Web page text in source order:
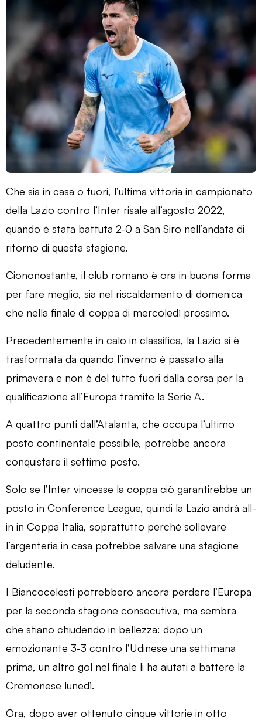
Che sia in casa o fuori, l’ultima vittoria in campionato
della Lazio contro l’Inter risale all’agosto 2022,
quando è stata battuta 2-0 a San Siro nell’andata di
ritorno di questa stagione.
Ciononostante, il club romano è ora in buona forma
per fare meglio, sia nel riscaldamento di domenica
che nella finale di coppa di mercoledì prossimo.
Precedentemente in calo in classifica, la Lazio si è
trasformata da quando l’inverno è passato alla
primavera e non è del tutto fuori dalla corsa per la
qualificazione all’Europa tramite la Serie A.
A quattro punti dall’Atalanta, che occupa l’ultimo
posto continentale possibile, potrebbe ancora
conquistare il settimo posto.
Solo se l’Inter vincesse la coppa ciò garantirebbe un
posto in Conference League, quindi la Lazio andrà all-
in in Coppa Italia, soprattutto perché sollevare
l’argenteria in casa potrebbe salvare una stagione
deludente.
I Biancocelesti potrebbero ancora perdere l’Europa
per la seconda stagione consecutiva, ma sembra
che stiano chiudendo in bellezza: dopo un
emozionante 3-3 contro l’Udinese una settimana
prima, un altro gol nel finale li ha aiutati a battere la
Cremonese lunedì.
Ora, dopo aver ottenuto cinque vittorie in otto